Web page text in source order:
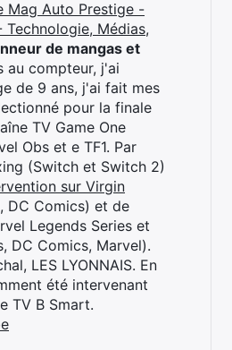
Mag Auto Prestige -
Médias,
de mangas et
au compteur, j'ai
de 9 ans, j'ai fait mes
pour la finale
TV Game One
Obs et e TF1. Par
(Switch et Switch 2)
sur Virgin
DC Comics) et de
Legends Series et
DC Comics, Marvel).
LES LYONNAIS. En
été intervenant
TV B Smart.